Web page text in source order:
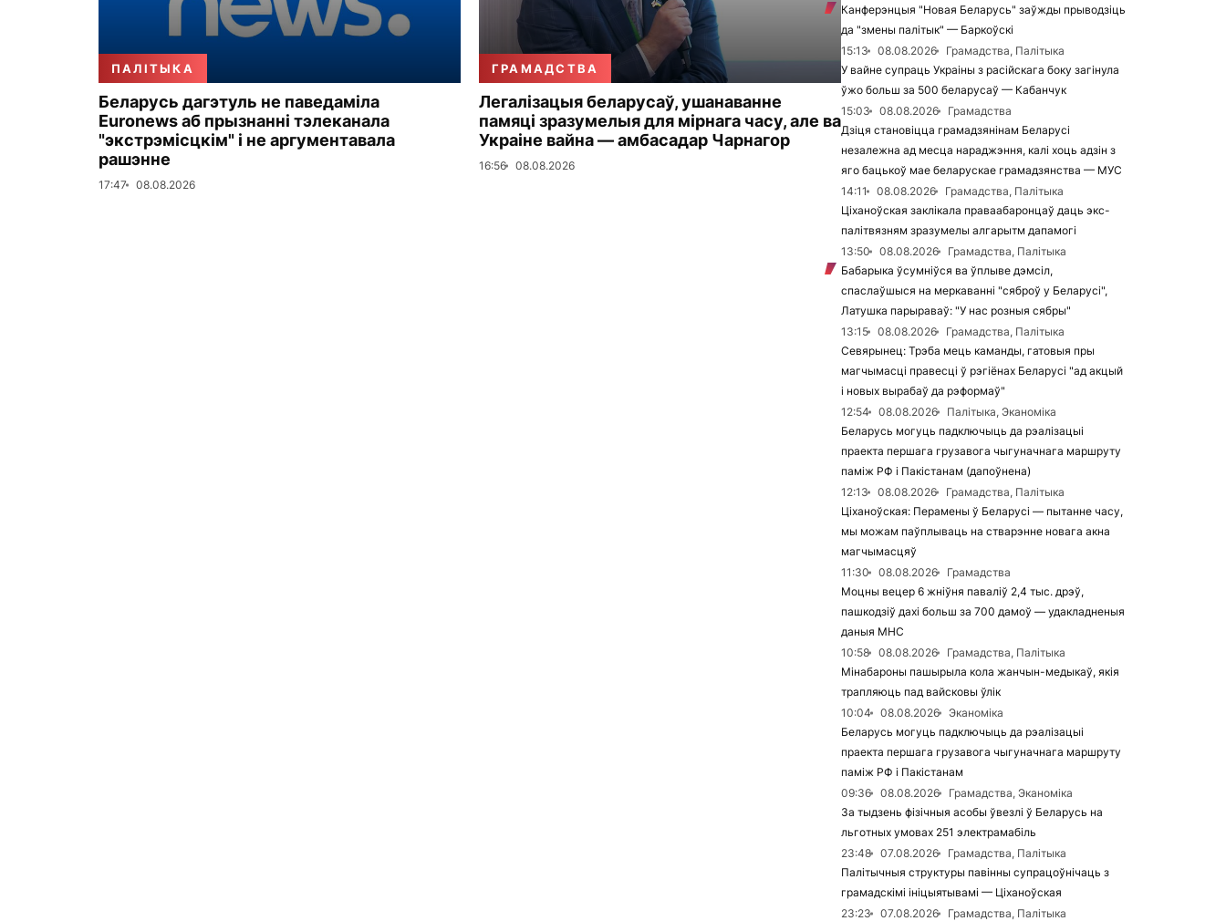
ПАЛІТЫКА
Беларусь дагэтуль не паведаміла
Euronews аб прызнанні тэлеканала
"экстрэмісцкім" і не аргументавала
рашэнне
17:47 08.08.2026
ГРАМАДСТВА
Легалізацыя беларусаў, ушанаванне
памяці зразумелыя для мірнага часу, але ва
Украіне вайна — амбасадар Чарнагор
16:56 08.08.2026
Канферэнцыя "Новая Беларусь" заўжды прыводзіць
да "змены палітык" — Баркоўскі
15:13
08.08.2026
Грамадства, Палітыка
У вайне супраць Украіны з расійскага боку загінула
ўжо больш за 500 беларусаў — Кабанчук
15:03
08.08.2026
Грамадства
Дзіця становіцца грамадзянінам Беларусі
незалежна ад месца нараджэння, калі хоць адзін з
яго бацькоў мае беларускае грамадзянства — МУС
14:11
08.08.2026
Грамадства, Палітыка
Ціханоўская заклікала праваабаронцаў даць экс-
палітвязням зразумелы алгарытм дапамогі
13:50
08.08.2026
Грамадства, Палітыка
Бабарыка ўсумніўся ва ўплыве дэмсіл,
спаслаўшыся на меркаванні "сяброў у Беларусі",
Латушка парыраваў: "У нас розныя сябры"
13:15
08.08.2026
Грамадства, Палітыка
Севярынец: Трэба мець каманды, гатовыя пры
магчымасці правесці ў рэгіёнах Беларусі "ад акцый
і новых вырабаў да рэформаў"
12:54
08.08.2026
Палітыка, Эканоміка
Беларусь могуць падключыць да рэалізацыі
праекта першага грузавога чыгуначнага маршруту
паміж РФ і Пакістанам (дапоўнена)
12:13
08.08.2026
Грамадства, Палітыка
Ціханоўская: Перамены ў Беларусі — пытанне часу,
мы можам паўплываць на стварэнне новага акна
магчымасцяў
11:30
08.08.2026
Грамадства
Моцны вецер 6 жніўня паваліў 2,4 тыс. дрэў,
пашкодзіў дахі больш за 700 дамоў — удакладненыя
даныя МНС
10:58
08.08.2026
Грамадства, Палітыка
Мінабароны пашырыла кола жанчын-медыкаў, якія
трапляюць пад вайсковы ўлік
10:04
08.08.2026
Эканоміка
Беларусь могуць падключыць да рэалізацыі
праекта першага грузавога чыгуначнага маршруту
паміж РФ і Пакістанам
09:36
08.08.2026
Грамадства, Эканоміка
За тыдзень фізічныя асобы ўвезлі ў Беларусь на
льготных умовах 251 электрамабіль
23:48
07.08.2026
Грамадства, Палітыка
Палітычныя структуры павінны супрацоўнічаць з
грамадскімі ініцыятывамі — Ціханоўская
23:23
07.08.2026
Грамадства, Палітыка